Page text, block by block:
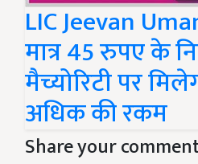
LIC Jeevan
मात्र 45 रुपए के
मैच्योरिटी पर
अधिक की रकम
Share your